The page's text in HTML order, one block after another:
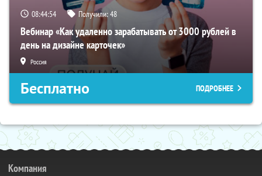
08:44:53 Получили:48
Вебинар «Как удаленно зарабатывать от 3000 рублей в
день на дизайне карточек»
Россия
Бесплатно ПОДРОБНЕЕ
Компания